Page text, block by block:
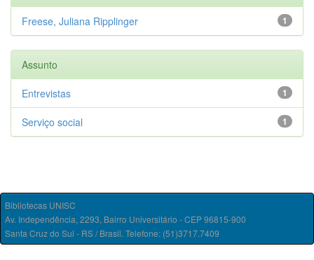
1
Freese, Juliana Ripplinger
Assunto
1
Entrevistas
1
Serviço social
Bibliotecas UNISC
Av. Independência, 2293, Bairro Universitário - CEP 96815-900
Santa Cruz do Sul - RS / Brasil. Telefone: (51)3717.7409